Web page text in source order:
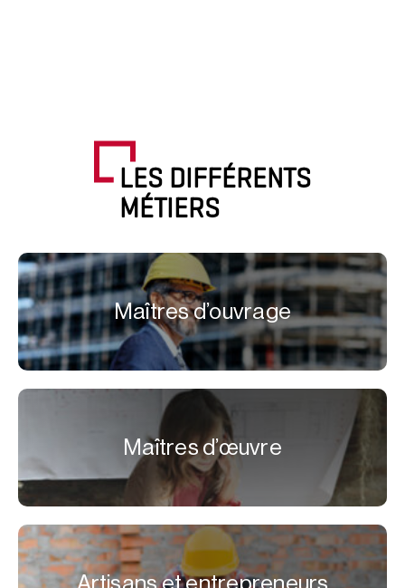
LES DIFFÉRENTS
MÉTIERS
Maîtres d’ouvrage
Maîtres d’œuvre
Artisans et entrepreneurs